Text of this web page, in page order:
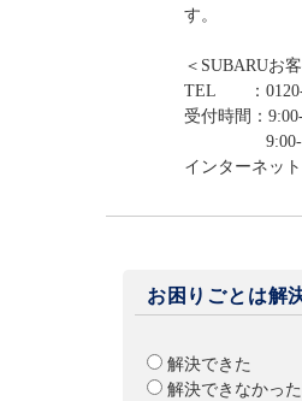
す。
＜SUBARUお
TEL ：0120-
受付時間：
9:00-12:00
インターネッ
お困りごとは解
解決できた
解決できなかった